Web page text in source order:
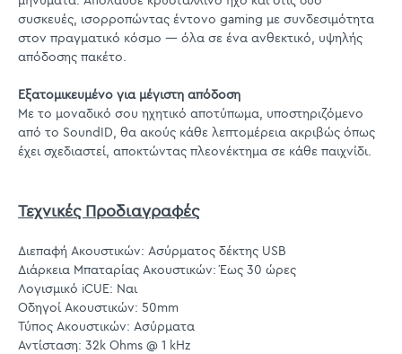
συσκευές, ισορροπώντας έντονο gaming με συνδεσιμότητα
στον πραγματικό κόσμο — όλα σε ένα ανθεκτικό, υψηλής
απόδοσης πακέτο.
Εξατομικευμένο για μέγιστη απόδοση
Με το μοναδικό σου ηχητικό αποτύπωμα, υποστηριζόμενο
από το SoundID, θα ακούς κάθε λεπτομέρεια ακριβώς όπως
έχει σχεδιαστεί, αποκτώντας πλεονέκτημα σε κάθε παιχνίδι.
Τεχνικές Προδιαγραφές
Διεπαφή Ακουστικών: Ασύρματος δέκτης USB
Διάρκεια Μπαταρίας Ακουστικών: Έως 30 ώρες
Λογισμικό iCUE: Ναι
Οδηγοί Ακουστικών: 50mm
Τύπος Ακουστικών: Ασύρματα
Αντίσταση: 32k Ohms @ 1 kHz